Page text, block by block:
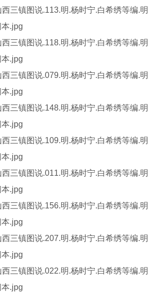
三镇图说.113.明.杨时宁.白希绣等编.明
.jpg
三镇图说.118.明.杨时宁.白希绣等编.明
.jpg
三镇图说.079.明.杨时宁.白希绣等编.明
.jpg
三镇图说.148.明.杨时宁.白希绣等编.明
.jpg
三镇图说.109.明.杨时宁.白希绣等编.明
.jpg
三镇图说.011.明.杨时宁.白希绣等编.明
.jpg
三镇图说.156.明.杨时宁.白希绣等编.明
.jpg
三镇图说.207.明.杨时宁.白希绣等编.明
.jpg
三镇图说.022.明.杨时宁.白希绣等编.明
.jpg